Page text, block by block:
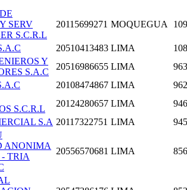
SERV
S.C.R.L
20115699271 MOQUEGUA
20510413483 LIMA
Y
S.A.C
20516986655 LIMA
20108474867 LIMA
S.C.R.L
20124280657 LIMA
S.A 20117322751 LIMA
ANONIMA
- TRIA
20556570681 LIMA